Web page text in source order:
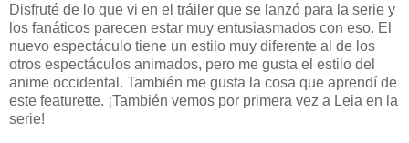
Disfruté de lo que vi en el tráiler que se lanzó para la serie y
los fanáticos parecen estar muy entusiasmados con eso. El
nuevo espectáculo tiene un estilo muy diferente al de los
otros espectáculos animados, pero me gusta el estilo del
anime occidental. También me gusta la cosa que aprendí de
este featurette. ¡También vemos por primera vez a Leia en la
serie!